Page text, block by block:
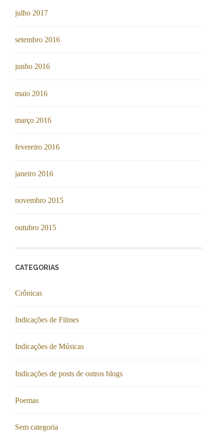
julho 2017
setembro 2016
junho 2016
maio 2016
março 2016
fevereiro 2016
janeiro 2016
novembro 2015
outubro 2015
CATEGORIAS
Crônicas
Indicações de Filmes
Indicações de Músicas
Indicações de posts de outros blogs
Poemas
Sem categoria